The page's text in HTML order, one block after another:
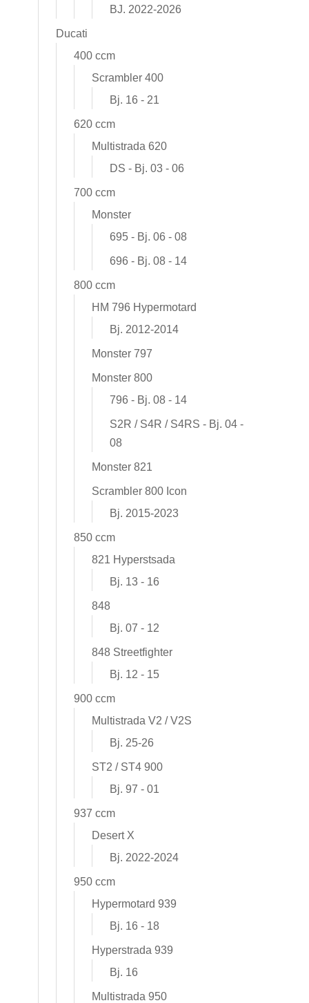
BJ. 2022-2026
Ducati
400 ccm
Scrambler 400
Bj. 16 - 21
620 ccm
Multistrada 620
DS - Bj. 03 - 06
700 ccm
Monster
695 - Bj. 06 - 08
696 - Bj. 08 - 14
800 ccm
HM 796 Hypermotard
Bj. 2012-2014
Monster 797
Monster 800
796 - Bj. 08 - 14
S2R / S4R / S4RS - Bj. 04 -
08
Monster 821
Scrambler 800 Icon
Bj. 2015-2023
850 ccm
821 Hyperstsada
Bj. 13 - 16
848
Bj. 07 - 12
848 Streetfighter
Bj. 12 - 15
900 ccm
Multistrada V2 / V2S
Bj. 25-26
ST2 / ST4 900
Bj. 97 - 01
937 ccm
Desert X
Bj. 2022-2024
950 ccm
Hypermotard 939
Bj. 16 - 18
Hyperstrada 939
Bj. 16
Multistrada 950